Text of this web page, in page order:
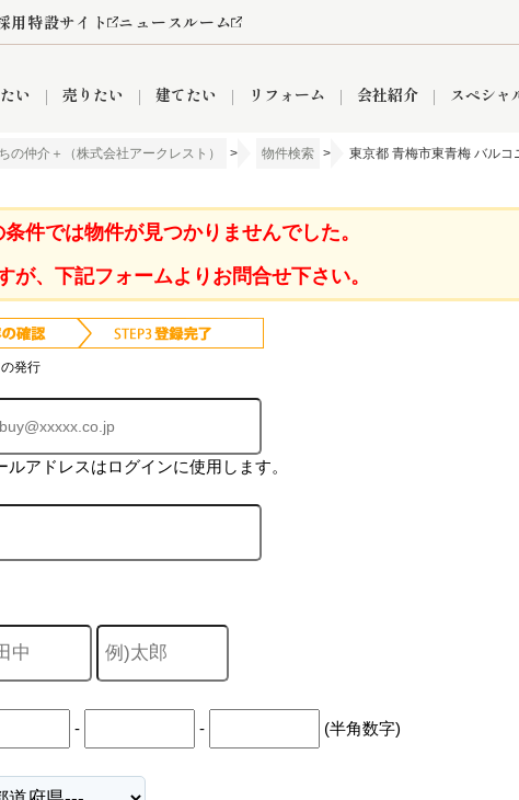
用特設サイト ニュースルーム
い
町名から探す お気に入り 閲覧履歴
件 リノベーション済み物件
関 8代疾病保証付き住宅ローン
売りたい
売却成功実績 よくある質問 売却コラム
産買取 空き家 リースバック
入間市 狭山市 富士見市
建てたい リフォーム
【埼玉】補助金・助成金 【東京】補助金・助成金
会社紹介
情報 お客様の声 創業の想い
営業所 入間営業所 ひばりケ丘営業所
おうちパークグループの強み
スペシャ
おうちパークくらぶ レンタルスペース
売却査定依頼 なんでもご相談 プライバシーポリシー
仲介＋（株式会社アークレスト） > 物件検索 > 東京都 青梅市東青梅 バルコ
件では物件が見つかりませんでした。
が、下記フォームよりお問合せ下さい。
発行
アドレスはログインに使用します。
- - (半角数字)